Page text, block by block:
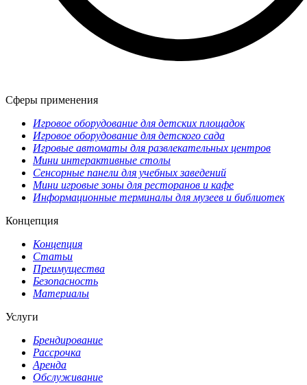
Сферы применения
Игровое оборудование для детских площадок
Игровое оборудование для детского сада
Игровые автоматы для развлекательных центров
Мини интерактивные столы
Сенсорные панели для учебных заведений
Мини игровые зоны для ресторанов и кафе
Информационные терминалы для музеев и библиотек
Концепция
Концепция
Статьи
Преимущества
Безопасность
Материалы
Услуги
Брендирование
Рассрочка
Аренда
Обслуживание